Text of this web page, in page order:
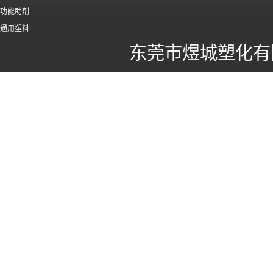
功能助剂
通用塑料
东莞市煜城塑化